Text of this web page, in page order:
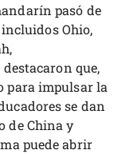
pasó de
Ohio,
que,
para impulsar la
se dan
de China y
puede abrir